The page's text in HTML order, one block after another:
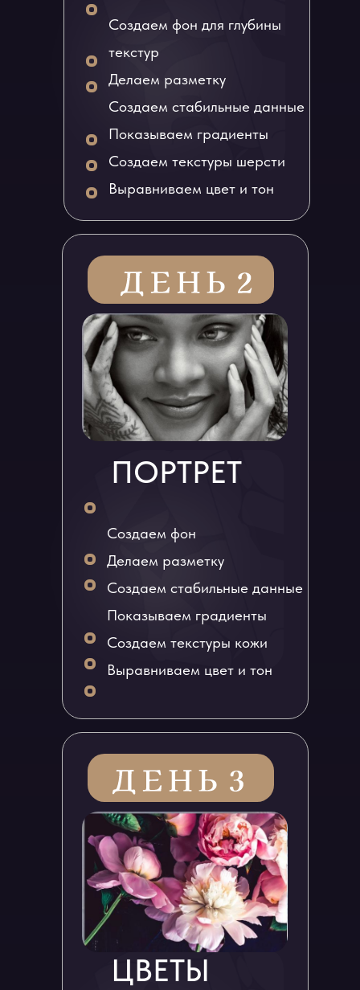
Создаем фон для глубины
текстур
Делаем разметку
Создаем стабильные данные
Показываем градиенты
Создаем текстуры шерсти
Выравниваем цвет и тон
Создаем фон
Делаем разметку
Создаем стабильные данные
Показываем градиенты
Создаем текстуры кожи
Выравниваем цвет и тон
ПОРТРЕТ
ЦВЕТЫ